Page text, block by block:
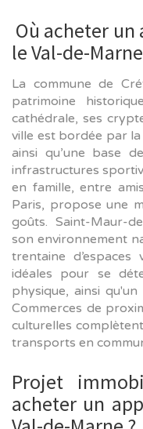
Où acheter
le Val-de-
La commune de
patrimoine
cathédrale, ses
ville est bordée par la
ainsi qu’une base
infrastructures
en famille, entre
Paris, propose une
goûts. Saint-Maur-
son environnement
trentaine
idéales pour se
physique, ainsi
Commerces de
culturelles
transports en
Projet
acheter un